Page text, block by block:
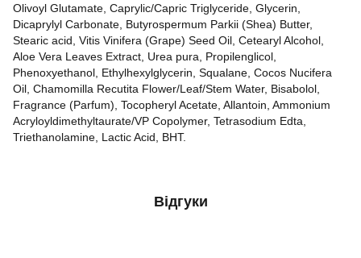
Olivoyl Glutamate, Caprylic/Capric Triglyceride, Glycerin,
Dicaprylyl Carbonate, Butyrospermum Parkii (Shea) Butter,
Stearic acid, Vitis Vinifera (Grape) Seed Oil, Cetearyl Alcohol,
Aloe Vera Leaves Extract, Urea pura, Propilenglicol,
Phenoxyethanol, Ethylhexylglycerin, Squalane, Cocos Nucifera
Oil, Chamomilla Recutita Flower/Leaf/Stem Water, Bisabolol,
Fragrance (Parfum), Tocopheryl Acetate, Allantoin, Ammonium
Acryloyldimethyltaurate/VP Copolymer, Tetrasodium Edta,
Triethanolamine, Lactic Acid, BHT.
Відгуки